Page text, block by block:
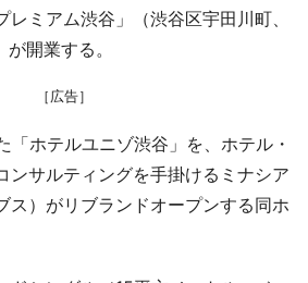
ミアム渋谷」（渋谷区宇田川町、
が開業する。
［広告］
ホテルユニゾ渋谷」を、ホテル・
ンサルティングを手掛けるミナシア
ス）がリブランドオープンする同ホ